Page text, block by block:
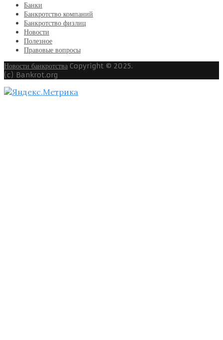
Банки
Банкротство компаний
Банкротство физлиц
Новости
Полезное
Правовые вопросы
Новости банкротства Copyright © 2025.
(c) Bankrot.org